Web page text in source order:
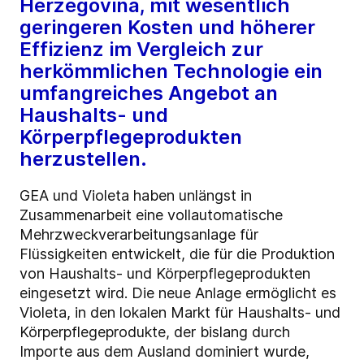
Herzegovina, mit wesentlich
geringeren Kosten und höherer
Effizienz im Vergleich zur
herkömmlichen Technologie ein
umfangreiches Angebot an
Haushalts- und
Körperpflegeprodukten
herzustellen.
GEA und Violeta haben unlängst in
Zusammenarbeit eine vollautomatische
Mehrzweckverarbeitungsanlage für
Flüssigkeiten entwickelt, die für die Produktion
von Haushalts- und Körperpflegeprodukten
eingesetzt wird. Die neue Anlage ermöglicht es
Violeta, in den lokalen Markt für Haushalts- und
Körperpflegeprodukte, der bislang durch
Importe aus dem Ausland dominiert wurde,